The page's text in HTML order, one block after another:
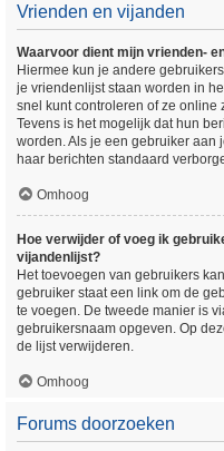
Vrienden en vijanden
Waarvoor dient mijn vrienden-
Hiermee kun je andere
je vriendenlijst staan worden in
snel kunt controleren of ze online
Tevens is het mogelijk dat hun
worden. Als je een gebruiker aan
haar berichten standaard
Omhoog
Hoe verwijder of voeg ik
vijandenlijst?
Het toevoegen van gebruikers
gebruiker staat een link om de
te voegen. De tweede manier is
gebruikersnaam opgeven. Op
de lijst verwijderen.
Omhoog
Forums doorzoeken